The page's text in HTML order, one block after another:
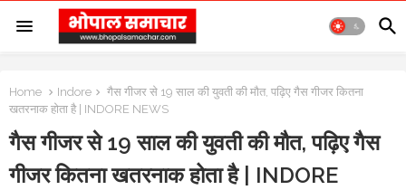
Home Indore
गैस गीजर से 19 साल की युवती की मौत, पढ़िए गैस गीजर कितना
खतरनाक होता है | INDORE NEWS
गैस गीजर से 19 साल की युवती की मौत, पढ़िए गैस
गीजर कितना खतरनाक होता है | INDORE